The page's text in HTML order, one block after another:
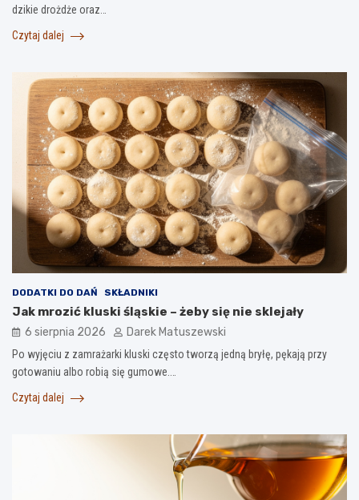
dzikie drożdże oraz…
Czytaj dalej
DODATKI DO DAŃ SKŁADNIKI
Jak mrozić kluski śląskie – żeby się nie sklejały
6 sierpnia 2026 Darek Matuszewski
Po wyjęciu z zamrażarki kluski często tworzą jedną bryłę, pękają przy
gotowaniu albo robią się gumowe.…
Czytaj dalej